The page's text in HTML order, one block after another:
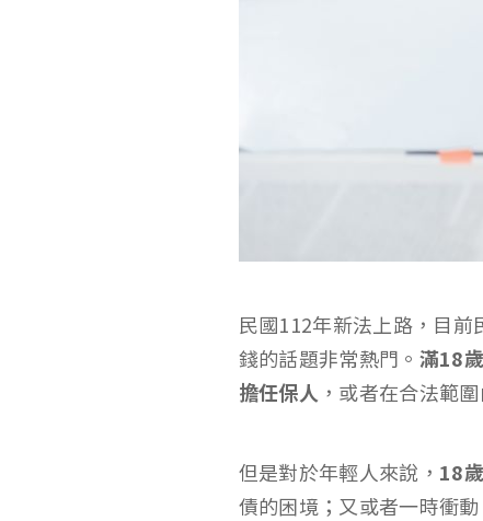
民國112年新法上路，目
錢的話題非常熱門。 滿18
擔任保人 ，或者在合法範
但是對於年輕人來說， 18
債的困境；又或者一時衝